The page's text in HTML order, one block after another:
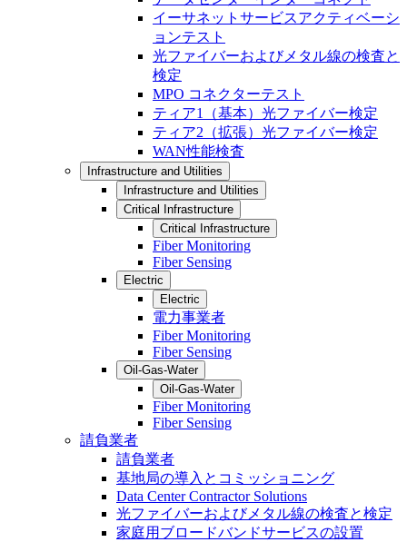
イーサネットサービスアクティベーシ
ョンテスト
光ファイバーおよびメタル線の検査と
検定
MPO コネクターテスト
ティア1（基本）光ファイバー検定
ティア2（拡張）光ファイバー検定
WAN性能検査
Infrastructure and Utilities
Infrastructure and Utilities
Critical Infrastructure
Critical Infrastructure
Fiber Monitoring
Fiber Sensing
Electric
Electric
電力事業者
Fiber Monitoring
Fiber Sensing
Oil-Gas-Water
Oil-Gas-Water
Fiber Monitoring
Fiber Sensing
請負業者
請負業者
基地局の導入とコミッショニング
Data Center Contractor Solutions
光ファイバーおよびメタル線の検査と検定
家庭用ブロードバンドサービスの設置